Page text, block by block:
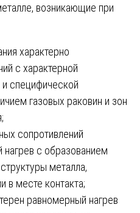
возникающие при
характерно
с характерной
специфической
газовых раковин и зон
сопротивлений
нагрев с образованием
металла,
в месте контакта;
равномерный нагрев